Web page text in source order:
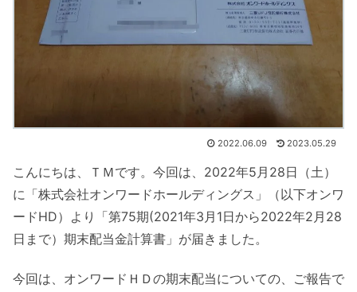
2022.06.09 2023.05.29
こんにちは、ＴＭです。今回は、2022年5月28日（土）
に「株式会社オンワードホールディングス」（以下オンワ
ードHD）より「第75期(2021年3月1日から2022年2月28
日まで）期末配当金計算書」が届きました。
今回は、オンワードＨＤの期末配当についての、ご報告で